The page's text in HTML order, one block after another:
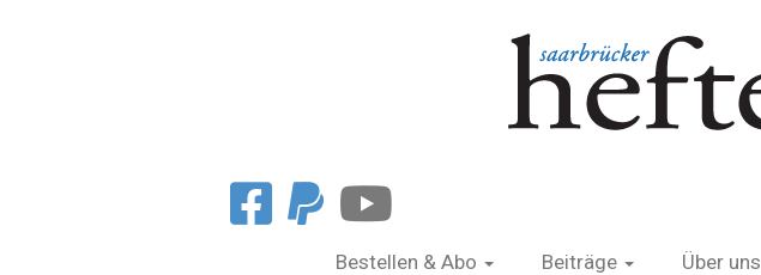
Bestellen & Abo Beiträge Über uns